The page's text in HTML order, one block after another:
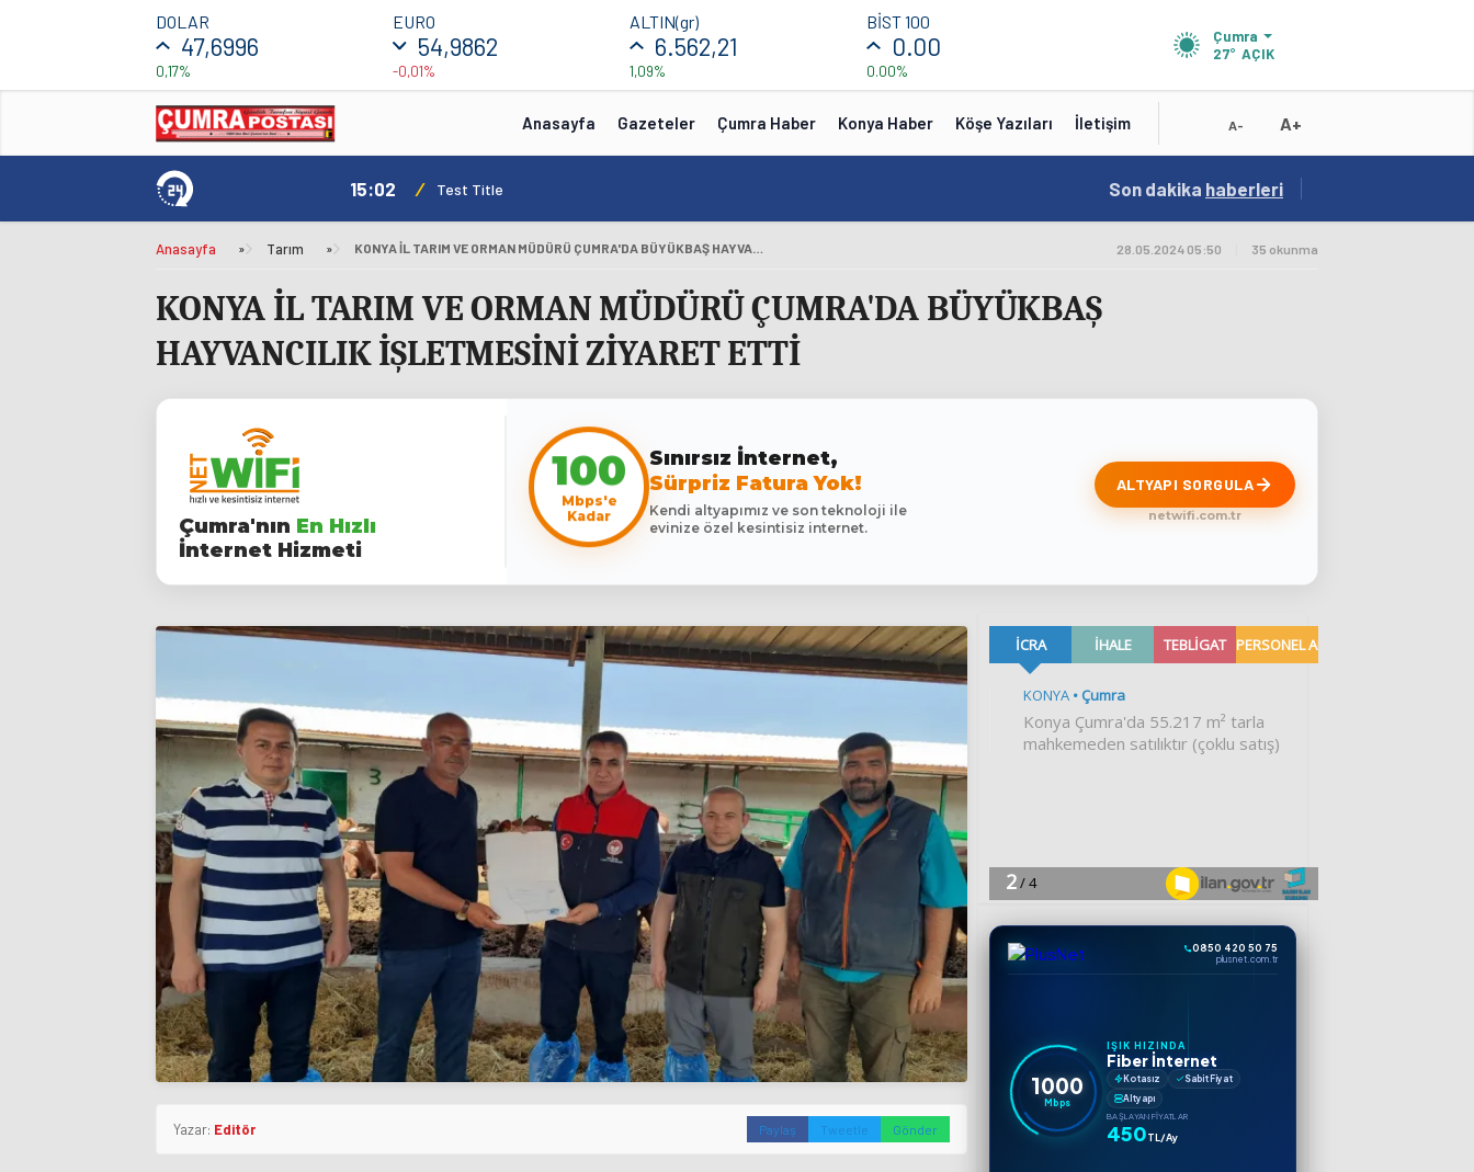
DOLAR
47,6996
0,17%
EURO
54,9862
-0,01%
ALTIN(gr)
6.562,21
1,09%
BİST 100
0.00
0.00%
Çumra
27° AÇIK
Anasayfa Gazeteler Çumra Haber Konya Haber Köşe Yazıları İletişim A- A+
15:02 / Test Title 19:01 / Konya'nın Zengin Mutfağı GastroFest'te
Son dakika haberleri
Anasayfa » Tarım » KONYA İL TARIM VE ORMAN MÜDÜRÜ ÇUMRA'DA BÜYÜKBAŞ HAYVANCILIK İŞLETMESİNİ ZİYARET ETTİ 28.05.2024 05:50 35 okunma
KONYA İL TARIM VE ORMAN MÜDÜRÜ ÇUMRA'DA BÜYÜKBAŞ
HAYVANCILIK İŞLETMESİNİ ZİYARET ETTİ
Çumra'nın En Hızlı
İnternet Hizmeti
100
Mbps'e
Kadar
Sınırsız İnternet,
Sürpriz Fatura Yok!
Kendi altyapımız ve son teknoloji ile
evinize özel kesintisiz internet.
ALTYAPI SORGULA
netwifi.com.tr
Yazar: Editör Paylaş Tweetle Gönder
0850 420 50 75
plusnet.com.tr
1000
Mbps
IŞIK HIZINDA
Fiber İnternet
Kotasız
Sabit Fiyat
Altyapı
BAŞLAYAN FIYATLAR
450TL/Ay